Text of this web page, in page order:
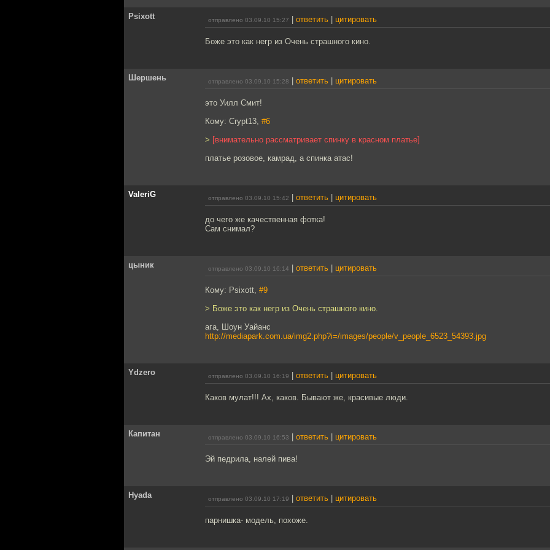
Psixott отправлено 03.09.10 15:27 ответить цитировать
Боже это как негр из Очень страшного кино.
Шершень отправлено 03.09.10 15:28 ответить цитировать
это Уилл Смит!
Кому: Crypt13, #6
> [внимательно рассматривает спинку в красном платье]
платье розовое, камрад, а спинка атас!
ValeriG отправлено 03.09.10 15:42 ответить цитировать
до чего же качественная фотка!
Сам снимал?
цыник отправлено 03.09.10 16:14 ответить цитировать
Кому: Psixott, #9
> Боже это как негр из Очень страшного кино.
ага, Шоун Уайанс
http://mediapark.com.ua/img2.php?i=/images/people/v_people_6523_54393.jpg
Ydzero отправлено 03.09.10 16:19 ответить цитировать
Каков мулат!!! Ах, каков. Бывают же, красивые люди.
Капитан отправлено 03.09.10 16:53 ответить цитировать
Эй педрила, налей пива!
Hyada отправлено 03.09.10 17:19 ответить цитировать
парнишка- модель, похоже.